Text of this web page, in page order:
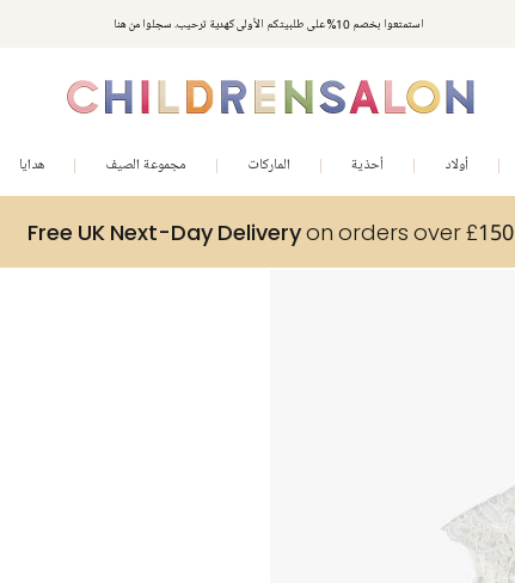
استمتعوا بخصم 10% على طلبيتكم الأولى كهدية ترحيب. سجلوا من هنا
أولاد أحذية الماركات مجموعة الصيف هدايا
Free UK Next-Day Deliveryon orders over £150